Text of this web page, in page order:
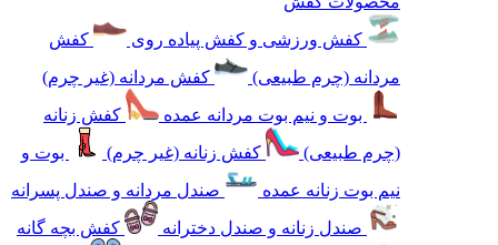
کفش ورزشی و کفش پیاده روی
کفش
مردانه (چرم طبیعی)
کفش مردانه (غیر چرم)
بوت و نیم بوت مردانه عمده
کفش زنانه
(چرم طبیعی)
کفش زنانه (غیر چرم)
بوت و
نیم بوت زنانه عمده
صندل مردانه و صندل پسرانه
صندل زنانه و صندل دخترانه
کفش بچه گانه